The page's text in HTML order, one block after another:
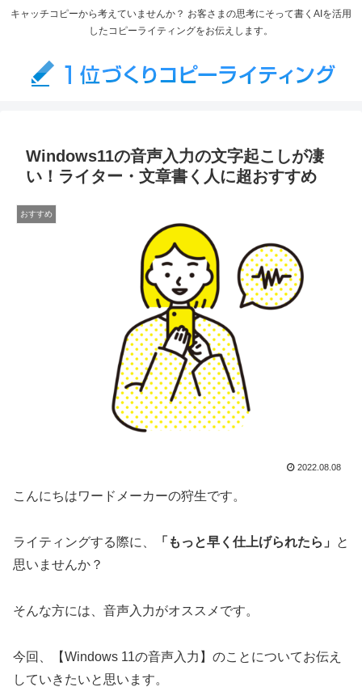
キャッチコピーから考えていませんか？ お客さまの思考にそって書くAIを活用
したコピーライティングをお伝えします。
Windows11の音声入力の文字起こしが凄
い！ライター・文章書く人に超おすすめ
おすすめ
2022.08.08
こんにちはワードメーカーの狩生です。
ライティングする際に、 「もっと早く仕上げられたら」
と
思いませんか？
そんな方には、音声入力がオススメです。
今回、【Windows 11の音声入力】のことについてお伝え
していきたいと思います。